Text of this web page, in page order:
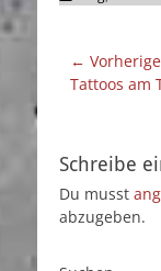
←
Vorheriger
Tattoos am
Schreibe
Du musst
abzugeben.